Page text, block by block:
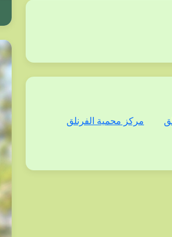
مركز محمية الفرنلق